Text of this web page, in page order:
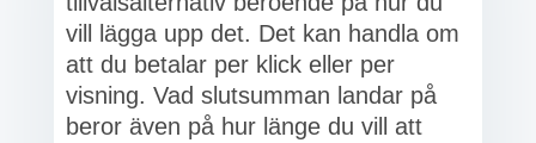
vill lägga upp det. Det kan handla om
att du betalar per klick eller per
visning. Vad slutsumman landar på
beror även på hur länge du vill att